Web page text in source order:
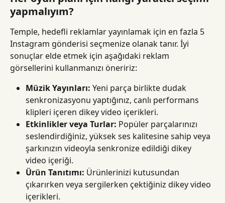
yapmalıyım?
Temple, hedefli reklamlar yayınlamak için en fazla 5
Instagram gönderisi seçmenize olanak tanır. İyi
sonuçlar elde etmek için aşağıdaki reklam
görsellerini kullanmanızı öneririz:
Müzik Yayınları: Yeni parça birlikte dudak
senkronizasyonu yaptığınız, canlı performans
klipleri içeren dikey video içerikleri.
Etkinlikler veya Turlar: Popüler parçalarınızı
seslendirdiğiniz, yüksek ses kalitesine sahip veya
şarkınızın videoyla senkronize edildiği dikey
video içeriği.
Ürün Tanıtımı: Ürünlerinizi kutusundan
çıkarırken veya sergilerken çektiğiniz dikey video
içerikleri.